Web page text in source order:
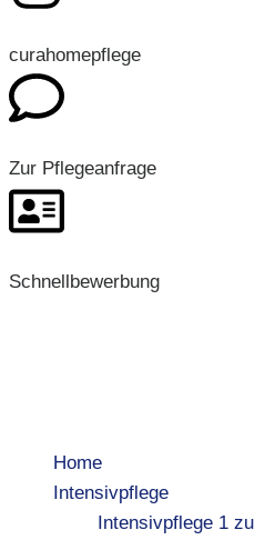
curahomepflege
Zur Pflegeanfrage
Schnellbewerbung
Home
Intensivpflege
Intensivpflege 1